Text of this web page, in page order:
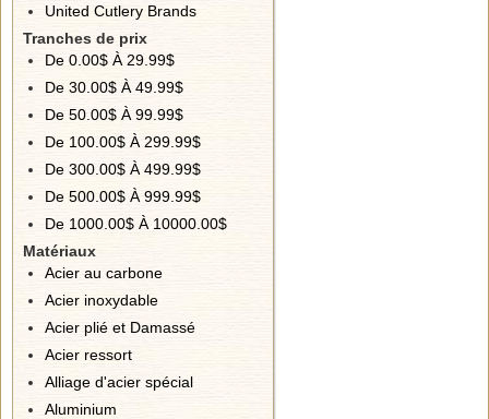
United Cutlery Brands
Tranches de prix
De 0.00$ À 29.99$
De 30.00$ À 49.99$
De 50.00$ À 99.99$
De 100.00$ À 299.99$
De 300.00$ À 499.99$
De 500.00$ À 999.99$
De 1000.00$ À 10000.00$
Matériaux
Acier au carbone
Acier inoxydable
Acier plié et Damassé
Acier ressort
Alliage d'acier spécial
Aluminium